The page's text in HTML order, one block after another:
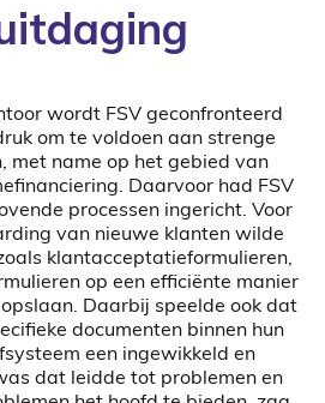
wordt FSV geconfronteerd
om te voldoen aan strenge
met name op het gebied van
Daarvoor had FSV
processen ingericht. Voor
van nieuwe klanten wilde
klantacceptatieformulieren,
op een efficiënte manier
Daarbij speelde ook dat
documenten binnen hun
een ingewikkeld en
dat leidde tot problemen en